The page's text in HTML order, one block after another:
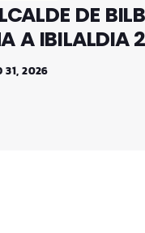
DE
A IBILALDIA
31, 2026